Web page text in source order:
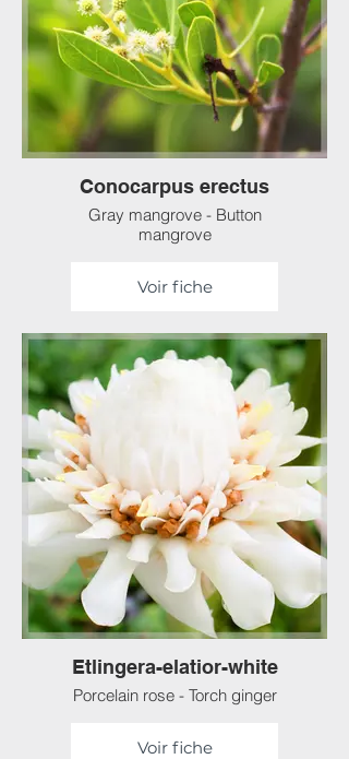
Conocarpus erectus
Gray mangrove - Button
mangrove
Voir fiche
Etlingera-elatior-white
Porcelain rose - Torch ginger
Voir fiche